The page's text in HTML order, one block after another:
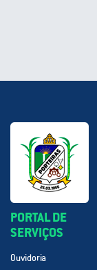
PORTAL DE
SERVIÇOS
Ouvidoria